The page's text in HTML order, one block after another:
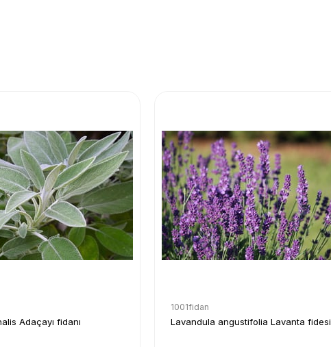
Adaçayı fidanı
1001fidan
Lavandula angustifolia Lavanta fidesi